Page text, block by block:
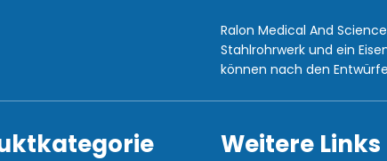
Ralon Medical And
Stahlrohrwerk und ein
können nach den
Weitere Links